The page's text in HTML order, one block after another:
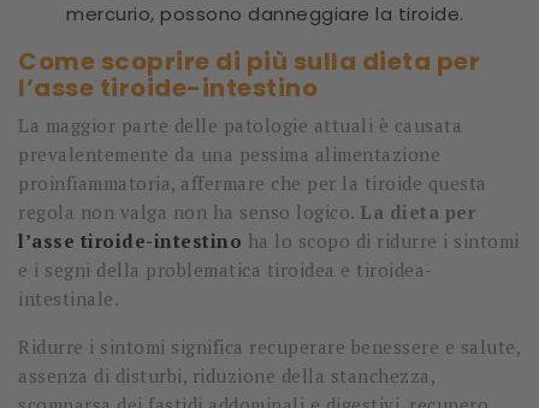
mercurio, possono danneggiare la tiroide.
Come scoprire di più sulla dieta per
l’asse tiroide-intestino
La maggior parte delle patologie attuali è causata
prevalentemente da una pessima alimentazione
proinfiammatoria, affermare che per la tiroide questa
regola non valga non ha senso logico. La dieta per
l’asse tiroide-intestino ha lo scopo di ridurre i sintomi
e i segni della problematica tiroidea e tiroidea-
intestinale.
Ridurre i sintomi significa recuperare benessere e salute,
assenza di disturbi, riduzione della stanchezza,